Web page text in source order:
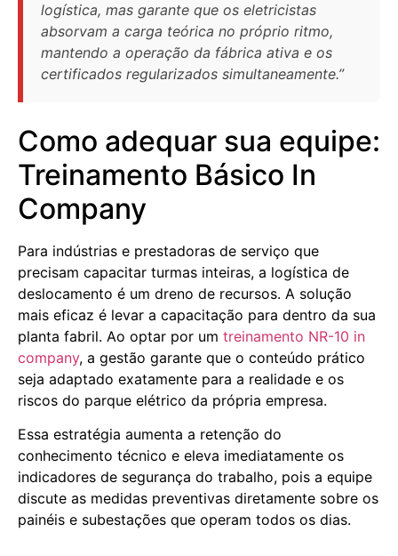
logística, mas garante que os eletricistas
absorvam a carga teórica no próprio ritmo,
mantendo a operação da fábrica ativa e os
certificados regularizados simultaneamente.”
Como adequar sua equipe:
Treinamento Básico In
Company
Para indústrias e prestadoras de serviço que
precisam capacitar turmas inteiras, a logística de
deslocamento é um dreno de recursos. A solução
mais eficaz é levar a capacitação para dentro da sua
planta fabril. Ao optar por um treinamento NR-10 in
company, a gestão garante que o conteúdo prático
seja adaptado exatamente para a realidade e os
riscos do parque elétrico da própria empresa.
Essa estratégia aumenta a retenção do
conhecimento técnico e eleva imediatamente os
indicadores de segurança do trabalho, pois a equipe
discute as medidas preventivas diretamente sobre os
painéis e subestações que operam todos os dias.